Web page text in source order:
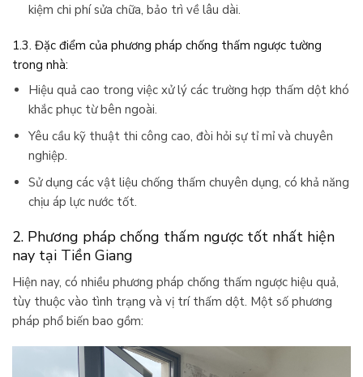
kiệm chi phí sửa chữa, bảo trì về lâu dài.
1.3. Đặc điểm của phương pháp chống thấm ngược tường
trong nhà:
Hiệu quả cao trong việc xử lý các trường hợp thấm dột khó
khắc phục từ bên ngoài.
Yêu cầu kỹ thuật thi công cao, đòi hỏi sự tỉ mỉ và chuyên
nghiệp.
Sử dụng các vật liệu chống thấm chuyên dụng, có khả năng
chịu áp lực nước tốt.
2. Phương pháp chống thấm ngược tốt nhất hiện
nay tại Tiền Giang
Hiện nay, có nhiều phương pháp chống thấm ngược hiệu quả,
tùy thuộc vào tình trạng và vị trí thấm dột. Một số phương
pháp phổ biến bao gồm: